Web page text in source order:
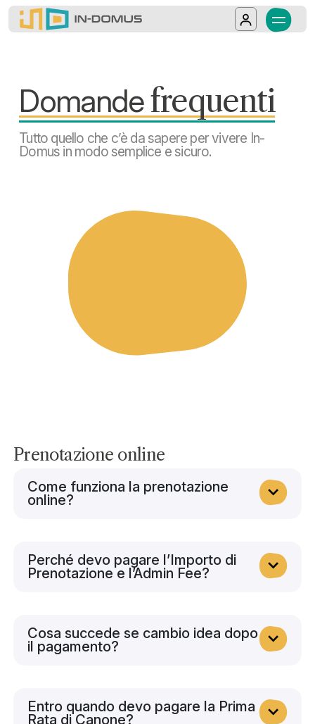
Salta al contenuto principale
In-Domus - Domande frequenti
Tutto quello che c’è da sapere per vivere
Log in
Domandefrequenti
Tutto quello che c’è da sapere per vivere In-
Domus in modo semplice e sicuro.
Prenotazione online
Come funziona la prenotazione
online?
Perché devo pagare l’Importo di
Prenotazione e l’Admin Fee?
Cosa succede se cambio idea dopo
il pagamento?
Entro quando devo pagare la Prima
Rata di Canone?